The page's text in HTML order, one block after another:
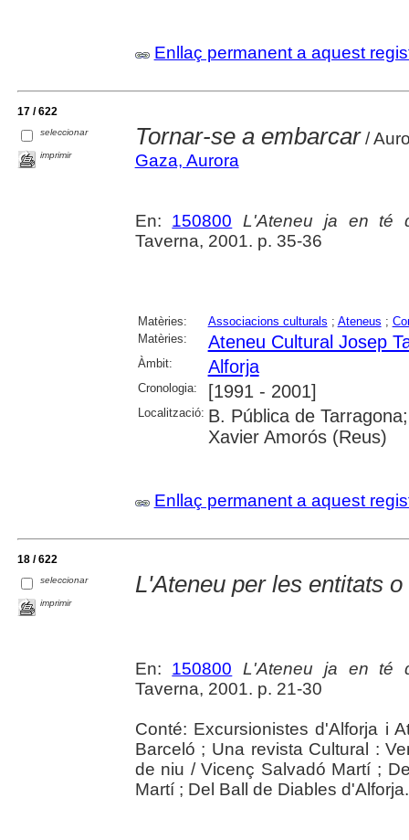
Enllaç permanent a aquest
17 / 622
seleccionar
imprimir
Tornar-se a embarcar/
Gaza, Aurora
En: 150800
L'Ateneu ja en té
Taverna, 2001. p. 35-36
Matèries: Associacions culturals ; Ateneus ;
Matèries:
Ateneu Cultural Josep
Àmbit: Alforja
Cronologia: [1991 - 2001]
Localització: B. Pública de
Xavier Amorós (Reus)
Enllaç permanent a aquest
18 / 622
seleccionar
imprimir
L'Ateneu per les entitats
En: 150800
L'Ateneu ja en té
Taverna, 2001. p. 21-30
Conté: Excursionistes d'Alforja i
Barceló ; Una revista Cultural :
de niu / Vicenç Salvadó Martí ;
Martí ; Del Ball de Diables d'Alforja.